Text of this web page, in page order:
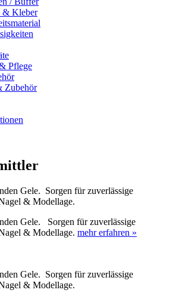
& Kleber
Pflege
Zubehör
Gele. Sorgen für zuverlässige
& Modellage.
Gele. Sorgen für zuverlässige
& Modellage. mehr erfahren »
Gele. Sorgen für zuverlässige
& Modellage.